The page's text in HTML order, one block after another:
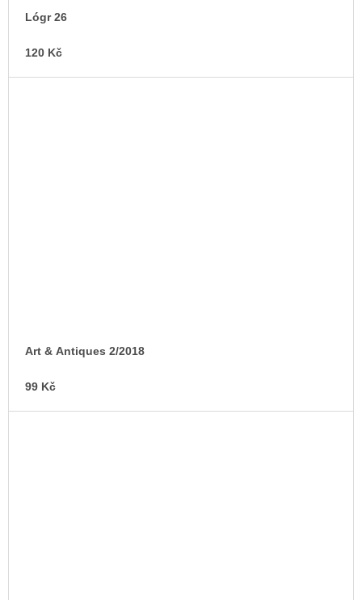
Lógr 26
120 Kč
Art & Antiques 2/2018
99 Kč